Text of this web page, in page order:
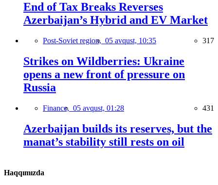
End of Tax Breaks Reverses
Azerbaijan’s Hybrid and EV Market
Post-Soviet region, 05 avqust, 10:35 317
Strikes on Wildberries: Ukraine
opens a new front of pressure on
Russia
Finance, 05 avqust, 01:28 431
Azerbaijan builds its reserves, but the
manat’s stability still rests on oil
Haqqımızda